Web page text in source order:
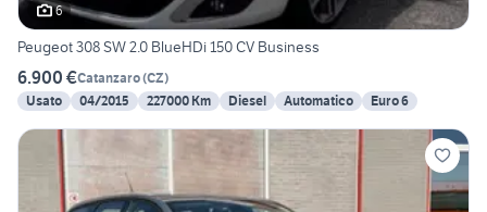
6
Peugeot 308 SW 2.0 BlueHDi 150 CV Business
6.900 €Catanzaro(CZ)
Usato
04/2015 227000 Km Diesel Automatico Euro 6